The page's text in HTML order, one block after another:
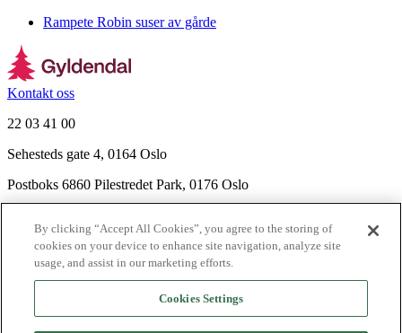
Rampete Robin suser av gårde
Kontakt oss
22 03 41 00
Sehesteds gate 4, 0164 Oslo
Postboks 6860 Pilestredet Park, 0176 Oslo
Nyhetsbrev
Ledige stillinger
Send inn manus
By clicking “Accept All Cookies”, you agree to the storing of
cookies on your device to enhance site navigation, analyze site
usage, and assist in our marketing efforts.
Cookies Settings